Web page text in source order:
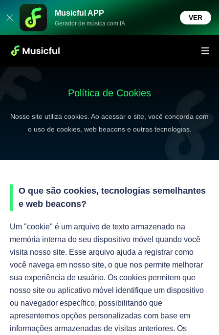
Musicful APP
Gerador de música com IA
VER
Política de Cookies
Nosso site utiliza cookies. Ao acessar o site, você concorda com
o uso de cookies, web beacons e outras tecnologias.
O que são cookies, tecnologias semelhantes
e web beacons?
Um "cookie" é um arquivo de texto armazenado na
memória interna do seu dispositivo móvel quando você
visita nosso site. Esse arquivo ajuda a registrar como
você navega em nosso site, o que nos permite melhorar
sua experiência de usuário. Os cookies permitem que
nosso site ou aplicativo móvel identifique um dispositivo
ou navegador específico, possibilitando que
apresentemos opções personalizadas com base em
informações armazenadas de visitas anteriores. Os